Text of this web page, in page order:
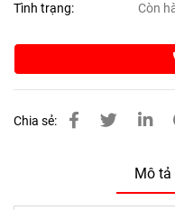
Tình trạng: Còn
Chia sẻ:
Mô tả